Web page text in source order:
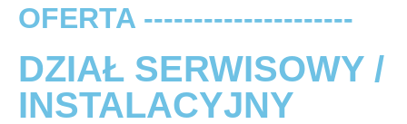
OFERTA ---------------------
DZIAŁ SERWISOWY /
INSTALACYJNY